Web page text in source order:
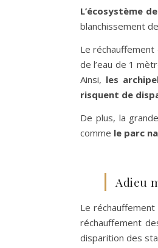
L’écosystème
blanchissement
Le
de l’eau de 1
Ainsi, les
risquent de
De plus, la
comme le parc
Adieu
Le
réchauffement
disparition des